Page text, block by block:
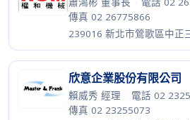
傳真 02 26775866
239016 新北市鶯歌區中正
欣意企業股份有限公司
賴威秀 經理 · 電話 02
傳真 02 23255073